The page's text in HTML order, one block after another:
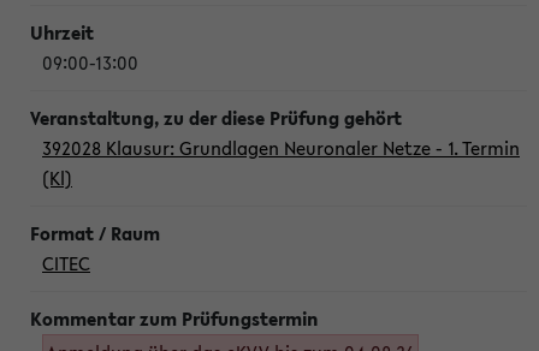
09:00-13:00
392028 Klausur: Grundlagen Neuronaler Netze - 1. Termin
(Kl)
CITEC